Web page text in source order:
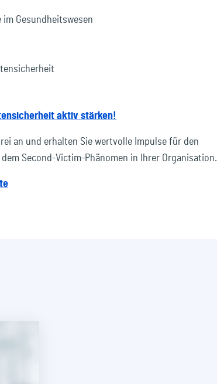
Gesundheitswesen
aktiv stärken!
an und erhalten Sie wertvolle Impulse für den
Second-Victim-Phänomen in Ihrer Organisation.